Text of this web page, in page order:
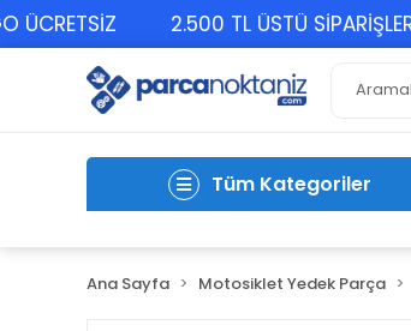
2.500 TL ÜSTÜ SİPARİŞLERDE
Tüm Kategoriler
Ana Sayfa Motosiklet Yedek Parça